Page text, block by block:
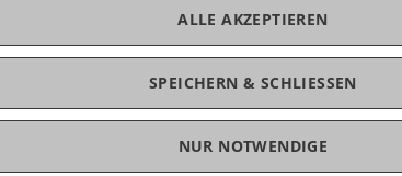
more and better attention to how
into this interconnectedness, resulting
coherent framework for better risk-adjusted
SPEICHERN & SCHLIESSEN
ALLE AKZEPTIEREN
NUR NOTWENDIGE